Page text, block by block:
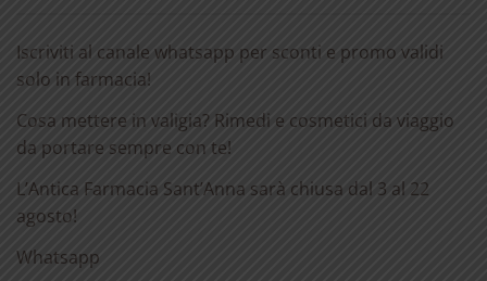
Iscriviti al canale whatsapp per sconti e promo validi
solo in farmacia!
Cosa mettere in valigia? Rimedi e cosmetici da viaggio
da portare sempre con te!
L’Antica Farmacia Sant’Anna sarà chiusa dal 3 al 22
agosto!
Whatsapp